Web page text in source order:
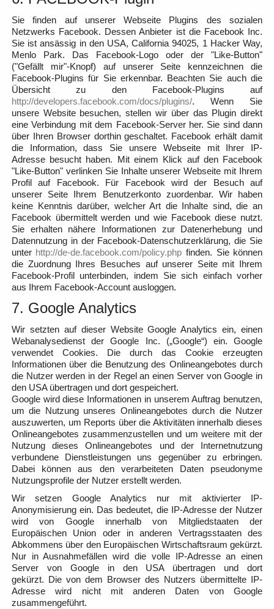
Sie finden auf unserer Webseite Plugins des sozialen
Netzwerks Facebook. Dessen Anbieter ist die Facebook Inc.
Sie ist ansässig in den USA, California 94025, 1 Hacker Way,
Menlo Park. Das Facebook-Logo oder der "Like-Button"
("Gefällt mir"-Knopf) auf unserer Seite kennzeichnen die
Facebook-Plugins für Sie erkennbar. Beachten Sie auch die
Übersicht zu den Facebook-Plugins auf
http://developers.facebook.com/docs/plugins/. Wenn Sie
unsere Website besuchen, stellen wir über das Plugin direkt
eine Verbindung mit dem Facebook-Server her. Sie sind dann
über Ihren Browser dorthin geschaltet. Facebook erhält damit
die Information, dass Sie unsere Webseite mit Ihrer IP-
Adresse besucht haben. Mit einem Klick auf den Facebook
"Like-Button" verlinken Sie Inhalte unserer Webseite mit Ihrem
Profil auf Facebook. Für Facebook wird der Besuch auf
unserer Seite Ihrem Benutzerkonto zuordenbar. Wir haben
keine Kenntnis darüber, welcher Art die Inhalte sind, die an
Facebook übermittelt werden und wie Facebook diese nutzt.
Sie erhalten nähere Informationen zur Datenerhebung und
Datennutzung in der Facebook-Datenschutzerklärung, die Sie
unter http://de-de.facebook.com/policy.php finden. Sie können
die Zuordnung Ihres Besuches auf unserer Seite mit Ihrem
Facebook-Profil unterbinden, indem Sie sich einfach vorher
aus Ihrem Facebook-Account ausloggen.
7. Google Analytics
Wir setzten auf dieser Website Google Analytics ein, einen
Webanalysedienst der Google Inc. („Google“) ein. Google
verwendet Cookies. Die durch das Cookie erzeugten
Informationen über die Benutzung des Onlineangebotes durch
die Nutzer werden in der Regel an einen Server von Google in
den USA übertragen und dort gespeichert.
Google wird diese Informationen in unserem Auftrag benutzen,
um die Nutzung unseres Onlineangebotes durch die Nutzer
auszuwerten, um Reports über die Aktivitäten innerhalb dieses
Onlineangebotes zusammenzustellen und um weitere mit der
Nutzung dieses Onlineangebotes und der Internetnutzung
verbundene Dienstleistungen uns gegenüber zu erbringen.
Dabei können aus den verarbeiteten Daten pseudonyme
Nutzungsprofile der Nutzer erstellt werden.
Wir setzen Google Analytics nur mit aktivierter IP-
Anonymisierung ein. Das bedeutet, die IP-Adresse der Nutzer
wird von Google innerhalb von Mitgliedstaaten der
Europäischen Union oder in anderen Vertragsstaaten des
Abkommens über den Europäischen Wirtschaftsraum gekürzt.
Nur in Ausnahmefällen wird die volle IP-Adresse an einen
Server von Google in den USA übertragen und dort
gekürzt. Die von dem Browser des Nutzers übermittelte IP-
Adresse wird nicht mit anderen Daten von Google
zusammengeführt.